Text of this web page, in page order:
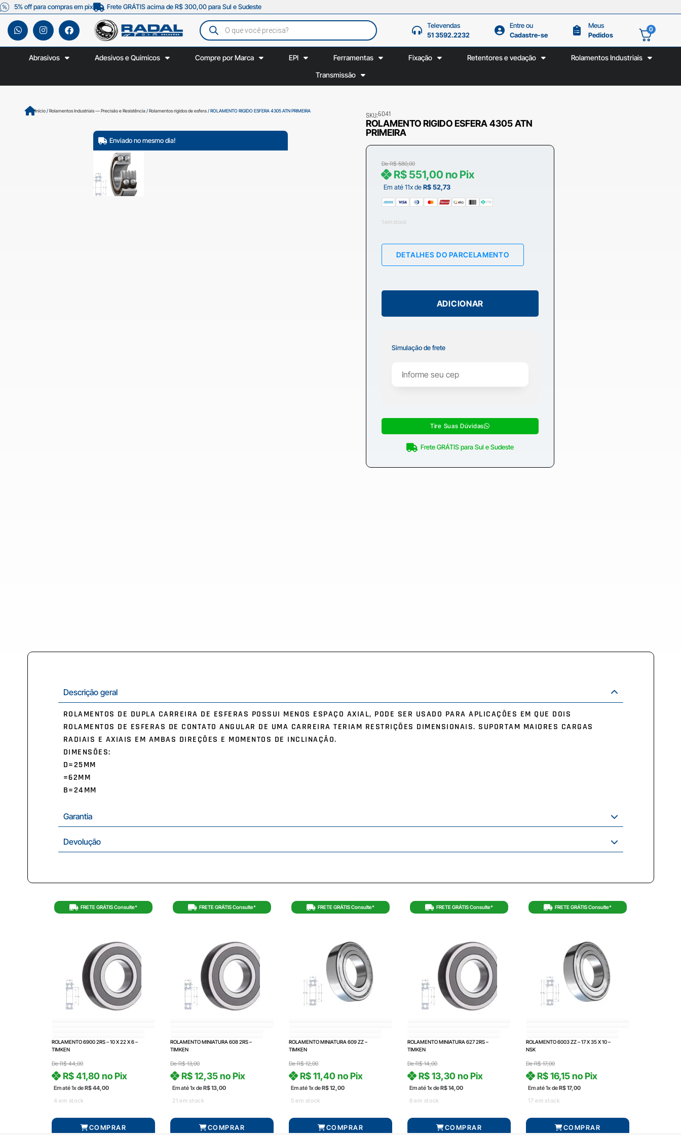
5% off para compras em pix Frete GRÁTIS acima de R$ 300,00 para Sul e Sudeste
Televendas
51 3592.2232
Entre ou
Cadastre-se
Meus
Pedidos
0
Abrasivos Adesivos e Quimicos Compre por Marca EPI Ferramentas Fixação Retentores e vedação
Rolamentos Industriais
Transmissão
Início/Rolamentos Industriais — Precisão e Resistência/Rolamentos rígidos de esfera/ ROLAMENTO RIGIDO ESFERA 4305 ATN PRIMEIRA
Enviado no mesmo dia!
SKU:6041
ROLAMENTO RIGIDO ESFERA 4305 ATN
PRIMEIRA
DeR$580,00
Em até 11x deR$52,73
R$ 551,00 no Pix
1 em stock
DETALHES DO PARCELAMENTO
ADICIONAR
Simulação de frete
Tire Suas Dúvidas
Frete GRÁTIS para Sul e Sudeste
Descrição geral
ROLAMENTOS DE DUPLA CARREIRA DE ESFERAS POSSUI MENOS ESPAÇO AXIAL, PODE SER USADO PARA APLICAÇÕES EM QUE DOIS
ROLAMENTOS DE ESFERAS DE CONTATO ANGULAR DE UMA CARREIRA TERIAM RESTRIÇÕES DIMENSIONAIS. SUPORTAM MAIORES CARGAS
RADIAIS E AXIAIS EM AMBAS DIREÇÕES E MOMENTOS DE INCLINAÇÃO.
DIMENSÕES:
D=25MM
=62MM
B=24MM
Garantia
Devolução
FRETE GRÁTIS Consulte*
ROLAMENTO 6900 2RS – 10 X 22 X 6 –
TIMKEN
DeR$44,00
Em até 1x deR$44,00
R$41,80 no Pix
4 em stock
COMPRAR
FRETE GRÁTIS Consulte*
ROLAMENTO MINIATURA 608 2RS –
TIMKEN
DeR$13,00
Em até 1x deR$13,00
R$12,35 no Pix
21 em stock
COMPRAR
FRETE GRÁTIS Consulte*
ROLAMENTO MINIATURA 609 ZZ –
TIMKEN
DeR$12,00
Em até 1x deR$12,00
R$11,40 no Pix
5 em stock
COMPRAR
FRETE GRÁTIS Consulte*
ROLAMENTO MINIATURA 627 2RS –
TIMKEN
DeR$14,00
Em até 1x deR$14,00
R$13,30 no Pix
6 em stock
COMPRAR
FRETE GRÁTIS Consulte*
ROLAMENTO 6003 ZZ – 17 X 35 X 10 –
NSK
DeR$17,00
Em até 1x deR$17,00
R$16,15 no Pix
17 em stock
COMPRAR